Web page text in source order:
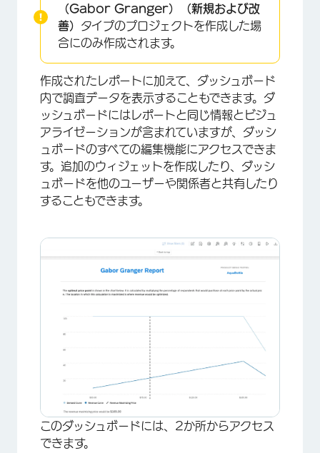
×
（Gabor Granger）（新規および改
善） タイプのプロジェクトを作成した場
合にのみ作成されます。
作成されたレポートに加えて、ダッシュボード
内で調査データを表示することもできます。ダ
ッシュボードにはレポートと同じ情報とビジュ
アライゼーションが含まれていますが、ダッシ
ュボードのすべての編集機能にアクセスできま
す。追加のウィジェットを作成したり、ダッシ
ュボードを他のユーザーや関係者と共有したり
することもできます。
このダッシュボードには、2か所からアクセス
できます。